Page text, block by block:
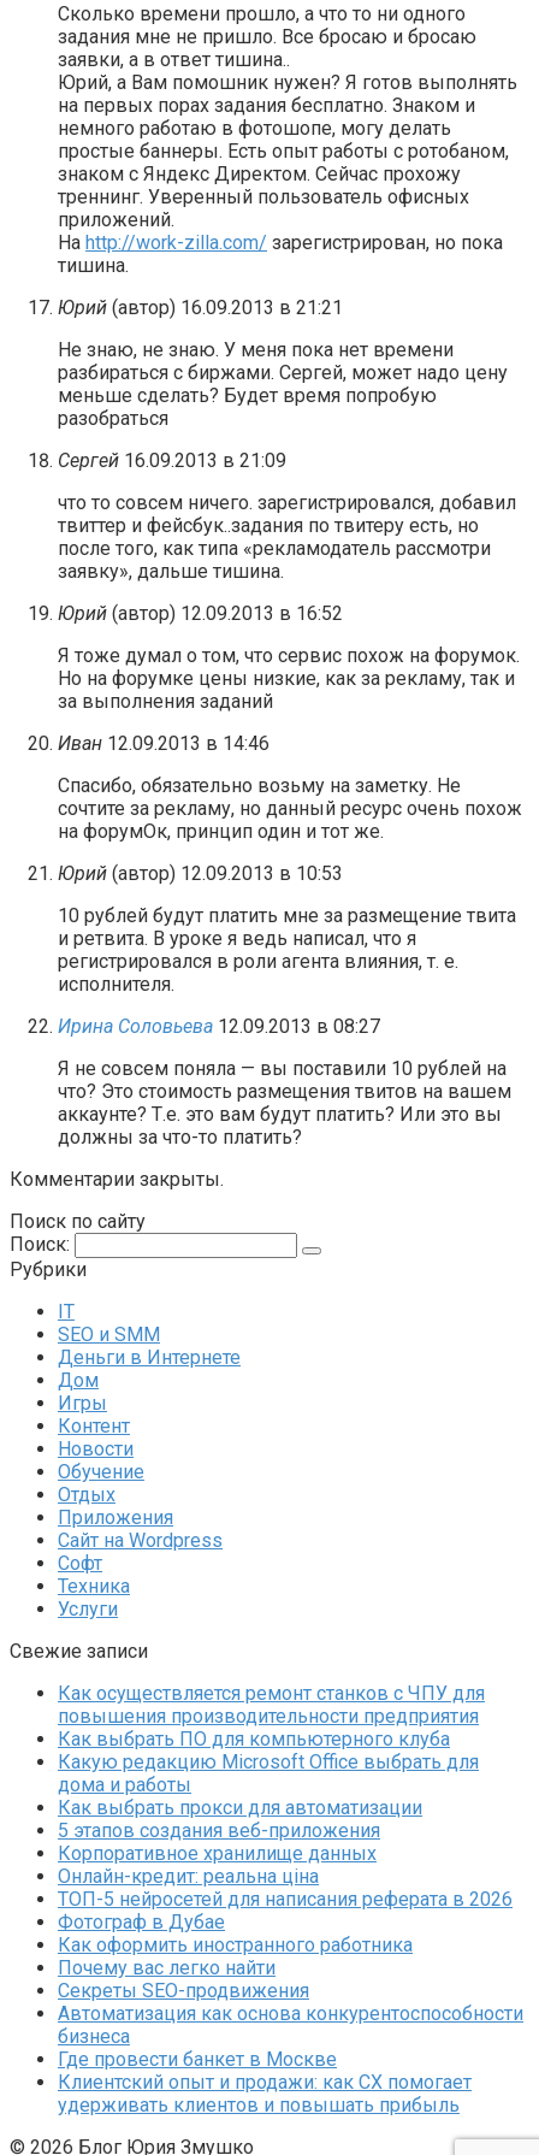
Сколько времени прошло, а что то ни одного
задания мне не пришло. Все бросаю и бросаю
заявки, а в ответ тишина..
Юрий, а Вам помошник нужен? Я готов выполнять
на первых порах задания бесплатно. Знаком и
немного работаю в фотошопе, могу делать
простые баннеры. Есть опыт работы с ротобаном,
знаком с Яндекс Директом. Сейчас прохожу
треннинг. Уверенный пользователь офисных
приложений.
На http://work-zilla.com/ зарегистрирован, но пока
тишина.
Юрий (автор) 16.09.2013 в 21:21
Не знаю, не знаю. У меня пока нет времени
разбираться с биржами. Сергей, может надо цену
меньше сделать? Будет время попробую
разобраться
Сергей 16.09.2013 в 21:09
что то совсем ничего. зарегистрировался, добавил
твиттер и фейсбук..задания по твитеру есть, но
после того, как типа «рекламодатель рассмотри
заявку», дальше тишина.
Юрий (автор) 12.09.2013 в 16:52
Я тоже думал о том, что сервис похож на форумок.
Но на форумке цены низкие, как за рекламу, так и
за выполнения заданий
Иван 12.09.2013 в 14:46
Спасибо, обязательно возьму на заметку. Не
сочтите за рекламу, но данный ресурс очень похож
на форумОк, принцип один и тот же.
Юрий (автор) 12.09.2013 в 10:53
10 рублей будут платить мне за размещение твита
и ретвита. В уроке я ведь написал, что я
регистрировался в роли агента влияния, т. е.
исполнителя.
Ирина Соловьева 12.09.2013 в 08:27
Я не совсем поняла — вы поставили 10 рублей на
что? Это стоимость размещения твитов на вашем
аккаунте? Т.е. это вам будут платить? Или это вы
должны за что-то платить?
Комментарии закрыты.
Поиск по сайту
Поиск:
Рубрики
IT
SEO и SMM
Деньги в Интернете
Дом
Игры
Контент
Новости
Обучение
Отдых
Приложения
Сайт на Wordpress
Софт
Техника
Услуги
Свежие записи
Как осуществляется ремонт станков с ЧПУ для
повышения производительности предприятия
Как выбрать ПО для компьютерного клуба
Какую редакцию Microsoft Office выбрать для
дома и работы
Как выбрать прокси для автоматизации
5 этапов создания веб-приложения
Корпоративное хранилище данных
Онлайн-кредит: реальна ціна
ТОП-5 нейросетей для написания реферата в 2026
Фотограф в Дубае
Как оформить иностранного работника
Почему вас легко найти
Секреты SEO-продвижения
Автоматизация как основа конкурентоспособности
бизнеса
Где провести банкет в Москве
Клиентский опыт и продажи: как CX помогает
удерживать клиентов и повышать прибыль
© 2026 Блог Юрия Змушко